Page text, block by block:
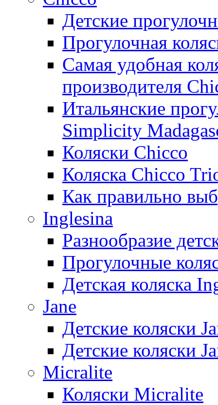
Детские
Прогулочная
Самая удобная
производителя
Итальянские
Simplicity
Коляски Chicco
Коляска Сhicco
Как правильно
Inglesina
Разнообразие
Прогулочные
Детская коляска
Jane
Детские коляски
Детские коляски
Micralite
Коляски Micralite